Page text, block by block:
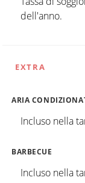
dell'anno.
EXTRA
ARIA
Incluso nella
BARBECUE
Incluso nella